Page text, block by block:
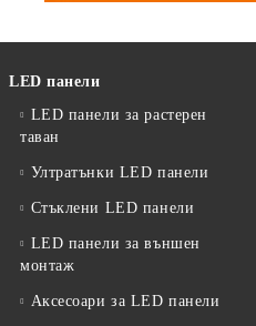
LED панели
LED панели за растерен
таван
Ултратънки LED панели
Стъклени LED панели
LED панели за външен
монтаж
Аксесоари за LED панели